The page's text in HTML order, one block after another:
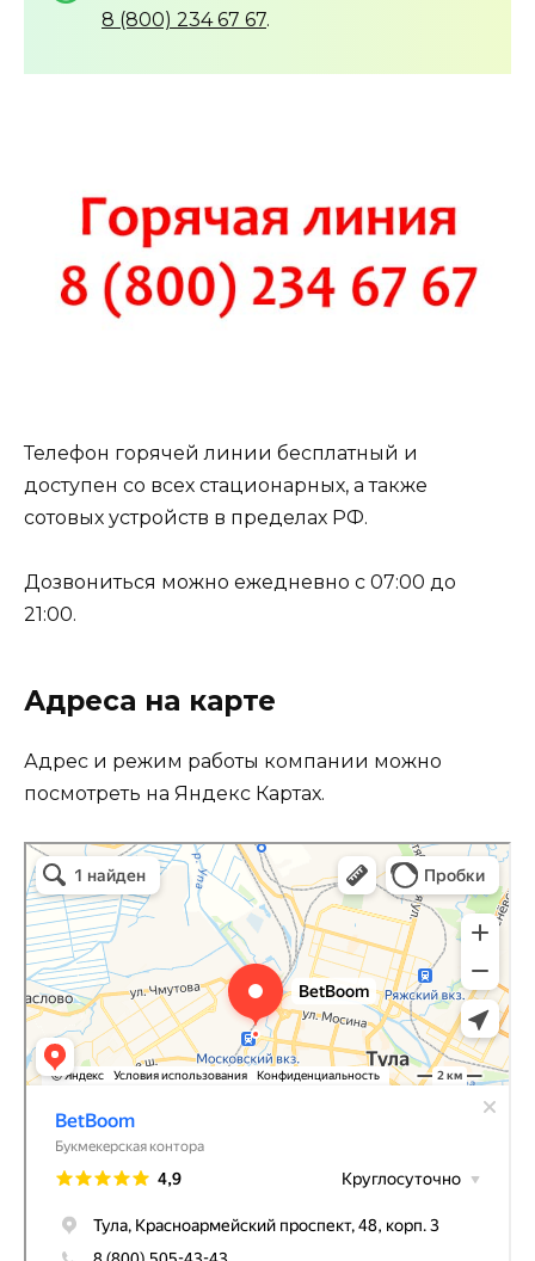
8 (800) 234 67 67.
Телефон горячей линии бесплатный и
доступен со всех стационарных, а также
сотовых устройств в пределах РФ.
Дозвониться можно ежедневно с 07:00 до
21:00.
Адреса на карте
Адрес и режим работы компании можно
посмотреть на Яндекс Картах.